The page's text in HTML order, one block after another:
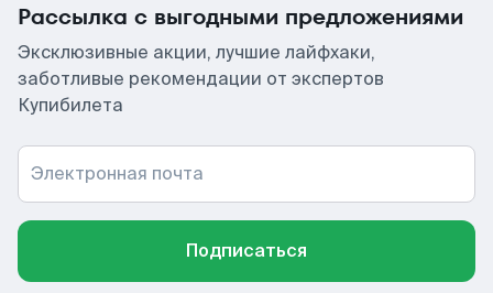
Рассылка с выгодными предложениями
Эксклюзивные акции, лучшие лайфхаки,
заботливые рекомендации от экспертов
Купибилета
Электронная почта
Подписаться